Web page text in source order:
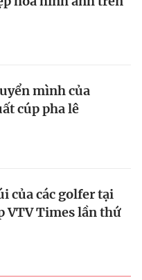
mình của
cúp pha lê
của các golfer tại
VTV Times lần thứ